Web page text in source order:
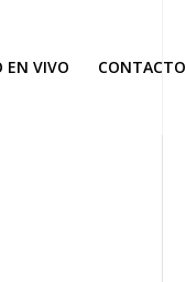
EN VIVO CONTACTO